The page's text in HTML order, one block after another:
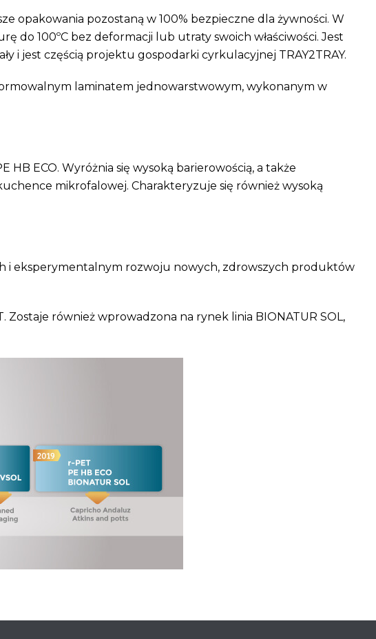
opakowania pozostaną w 100% bezpieczne dla żywności. W
do 100ºC bez deformacji lub utraty swoich właściwości. Jest
i jest częścią projektu gospodarki cyrkulacyjnej TRAY2TRAY.
laminatem jednowarstwowym, wykonanym w
ECO. Wyróżnia się wysoką barierowością, a także
mikrofalowej. Charakteryzuje się również wysoką
i eksperymentalnym rozwoju nowych, zdrowszych produktów
również wprowadzona na rynek linia BIONATUR SOL,